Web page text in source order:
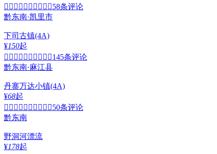
 58条评论
黔东南·凯里市
下司古镇(4A)
¥150起
 145条评论
黔东南·麻江县
丹寨万达小镇(4A)
¥68起
 50条评论
黔东南
野洞河漂流
¥178起